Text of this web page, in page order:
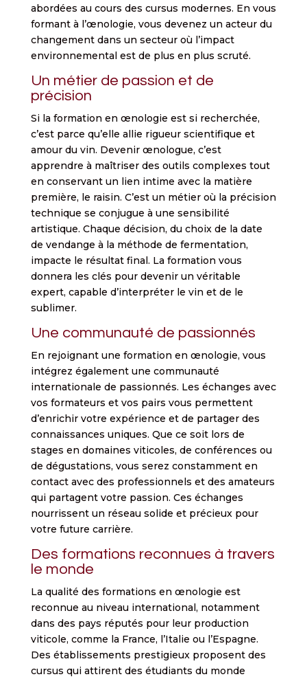
abordées au cours des cursus modernes. En vous
formant à l’œnologie, vous devenez un acteur du
changement dans un secteur où l’impact
environnemental est de plus en plus scruté.
Un métier de passion et de
précision
Si la formation en œnologie est si recherchée,
c’est parce qu’elle allie rigueur scientifique et
amour du vin. Devenir œnologue, c’est
apprendre à maîtriser des outils complexes tout
en conservant un lien intime avec la matière
première, le raisin. C’est un métier où la précision
technique se conjugue à une sensibilité
artistique. Chaque décision, du choix de la date
de vendange à la méthode de fermentation,
impacte le résultat final. La formation vous
donnera les clés pour devenir un véritable
expert, capable d’interpréter le vin et de le
sublimer.
Une communauté de passionnés
En rejoignant une formation en œnologie, vous
intégrez également une communauté
internationale de passionnés. Les échanges avec
vos formateurs et vos pairs vous permettent
d’enrichir votre expérience et de partager des
connaissances uniques. Que ce soit lors de
stages en domaines viticoles, de conférences ou
de dégustations, vous serez constamment en
contact avec des professionnels et des amateurs
qui partagent votre passion. Ces échanges
nourrissent un réseau solide et précieux pour
votre future carrière.
Des formations reconnues à travers
le monde
La qualité des formations en œnologie est
reconnue au niveau international, notamment
dans des pays réputés pour leur production
viticole, comme la France, l’Italie ou l’Espagne.
Des établissements prestigieux proposent des
cursus qui attirent des étudiants du monde